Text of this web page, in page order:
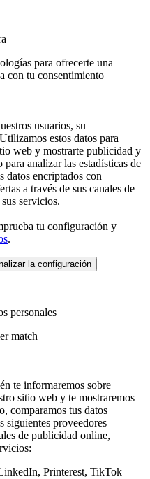
para ofrecerte una
con tu consentimiento
usuarios, su
estos datos para
web y mostrarte publicidad y
analizar las estadísticas de
datos encriptados con
a través de sus canales de
servicios.
tu configuración y
.
la configuración
personales
match
te informaremos sobre
sitio web y te mostraremos
comparamos tus datos
siguientes proveedores
de publicidad online,
Printerest, TikTok